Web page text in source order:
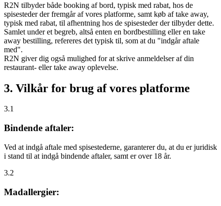
R2N tilbyder både booking af bord, typisk med rabat, hos de
spisesteder der fremgår af vores platforme, samt køb af take away,
typisk med rabat, til afhentning hos de spisesteder der tilbyder dette.
Samlet under et begreb, altså enten en bordbestilling eller en take
away bestilling, refereres det typisk til, som at du "indgår aftale
med".
R2N giver dig også mulighed for at skrive anmeldelser af din
restaurant- eller take away oplevelse.
3. Vilkår for brug af vores platforme
3.1
Bindende aftaler:
Ved at indgå aftale med spisestederne, garanterer du, at du er juridisk
i stand til at indgå bindende aftaler, samt er over 18 år.
3.2
Madallergier: